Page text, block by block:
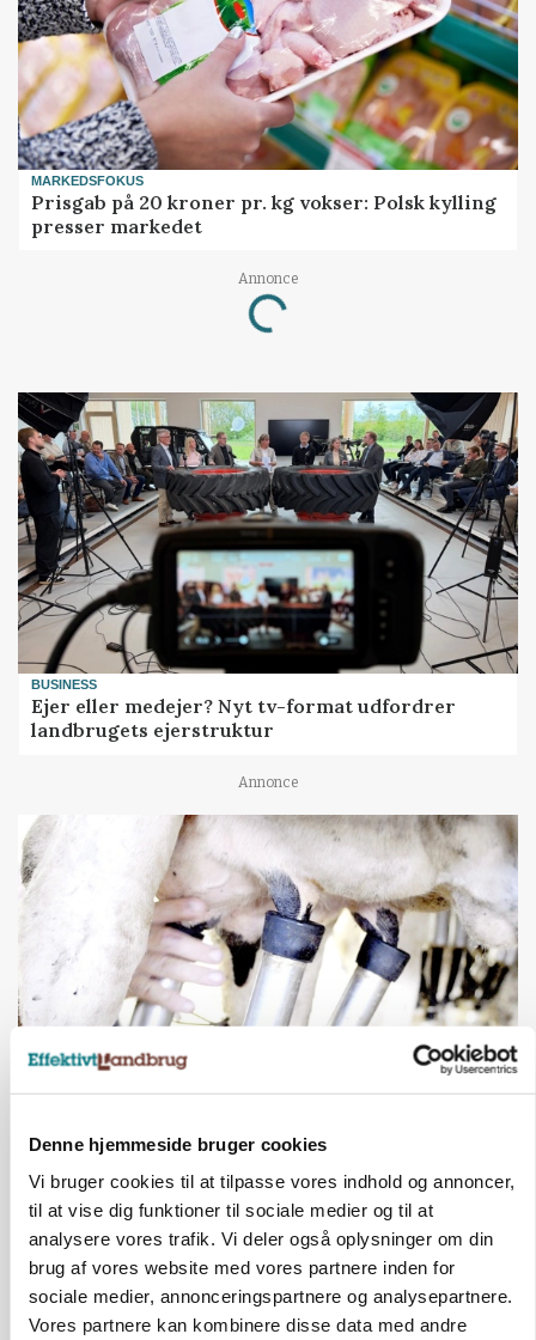
Denne hjemmeside bruger cookies
Vi bruger cookies til at tilpasse vores indhold og annoncer,
til at vise dig funktioner til sociale medier og til at
analysere vores trafik. Vi deler også oplysninger om din
brug af vores website med vores partnere inden for
sociale medier, annonceringspartnere og analysepartnere.
Vores partnere kan kombinere disse data med andre
MARKEDSFOKUS
Prisgab på 20 kroner pr. kg vokser: Polsk kylling
presser markedet
Annonce
Loading...
BUSINESS
Ejer eller medejer? Nyt tv-format udfordrer
landbrugets ejerstruktur
Annonce
Annonce
BUSINESS
Fra mark til mur: Byggeriet kan åbne nyt
marked for biokul
Annonce